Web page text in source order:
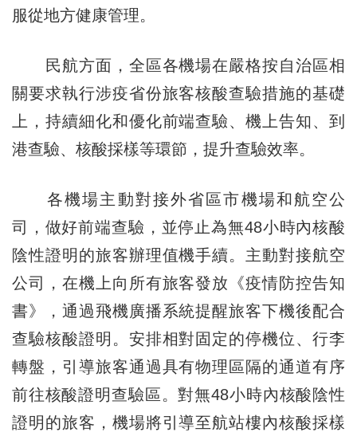
服從地方健康管理。
民航方面，全區各機場在嚴格按自治區相
關要求執行涉疫省份旅客核酸查驗措施的基礎
上，持續細化和優化前端查驗、機上告知、到
港查驗、核酸採樣等環節，提升查驗效率。
各機場主動對接外省區市機場和航空公
司，做好前端查驗，並停止為無48小時內核酸
陰性證明的旅客辦理值機手續。主動對接航空
公司，在機上向所有旅客發放《疫情防控告知
書》，通過飛機廣播系統提醒旅客下機後配合
查驗核酸證明。安排相對固定的停機位、行李
轉盤，引導旅客通過具有物理區隔的通道有序
前往核酸證明查驗區。對無48小時內核酸陰性
證明的旅客，機場將引導至航站樓內核酸採樣